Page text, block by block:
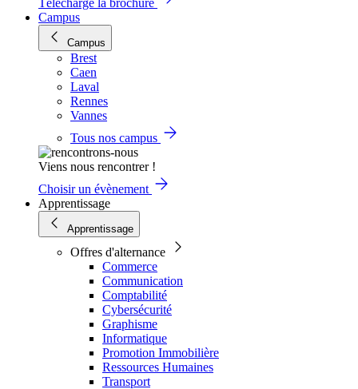
Télécharge la brochure
Campus
Campus
Brest
Caen
Laval
Rennes
Vannes
Tous nos campus
Viens nous rencontrer !
Choisir un évènement
Apprentissage
Apprentissage
Offres d'alternance
Commerce
Communication
Comptabilité
Cybersécurité
Graphisme
Informatique
Promotion Immobilière
Ressources Humaines
Transport